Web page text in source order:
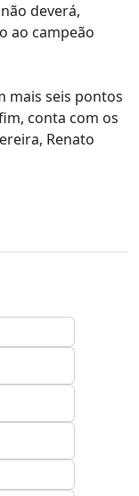
deverá,
ao campeão
mais seis pontos
conta com os
Renato